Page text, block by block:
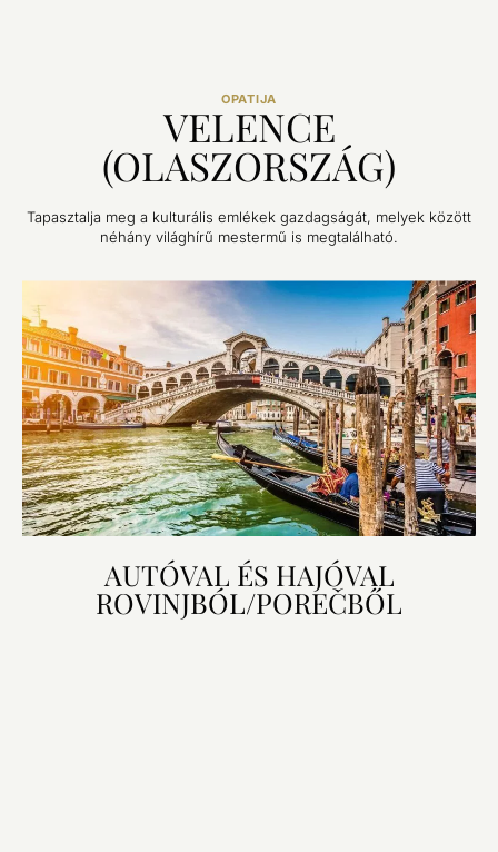
OPATIJA
VELENCE
(OLASZORSZÁG)
Tapasztalja meg a kulturális emlékek gazdagságát, melyek között
néhány világhírű mestermű is megtalálható.
AUTÓVAL ÉS HAJÓVAL
ROVINJBÓL/POREČBŐL